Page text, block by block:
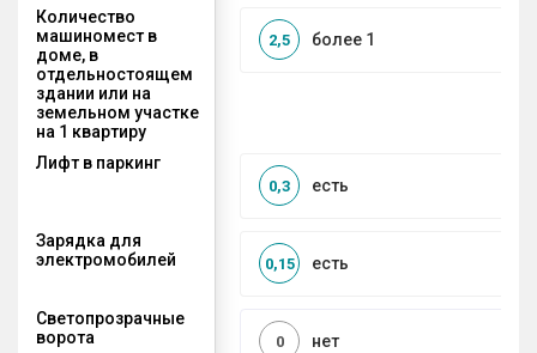
Количество
машиномест в
доме, в
отдельностоящем
здании или на
земельном участке
на 1 квартиру
более 1
2,5
Лифт в паркинг
есть
0,3
Зарядка для
электромобилей
есть
0,15
Светопрозрачные
ворота
нет
0